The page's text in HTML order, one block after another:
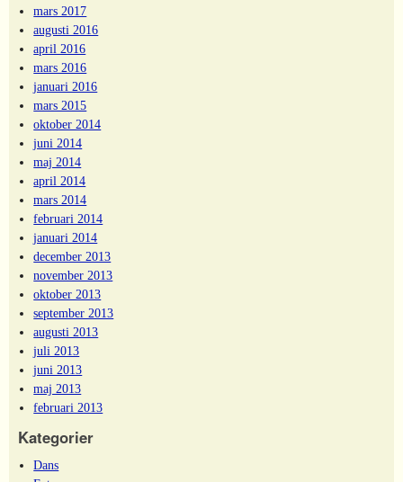
mars 2017
augusti 2016
april 2016
mars 2016
januari 2016
mars 2015
oktober 2014
juni 2014
maj 2014
april 2014
mars 2014
februari 2014
januari 2014
december 2013
november 2013
oktober 2013
september 2013
augusti 2013
juli 2013
juni 2013
maj 2013
februari 2013
Kategorier
Dans